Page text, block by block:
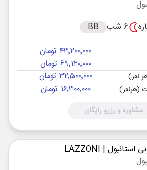
6 شب BB
۴۳٬۲۰۰٬۰۰۰ تومان
۶۹٬۱۲۰٬۰۰۰ تومان
نفر) ۳۲٬۵۰۰٬۰۰۰ تومان
(هرنفر) ۱۶٬۳۰۰٬۰۰۰ تومان
مشاوره و رزرو رایگان
استانبول | LAZZONI